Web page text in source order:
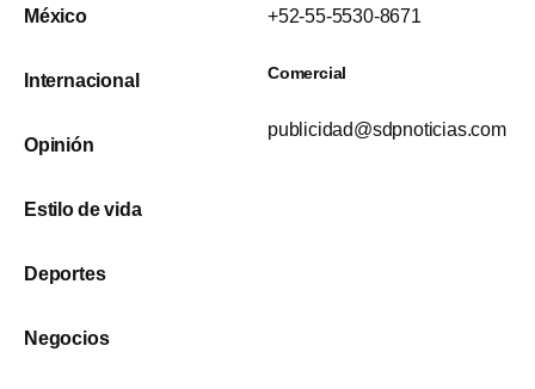
México
Internacional
Opinión
Estilo de vida
Deportes
Negocios
+52-55-5530-8671
Comercial
publicidad@sdpnoticias.com